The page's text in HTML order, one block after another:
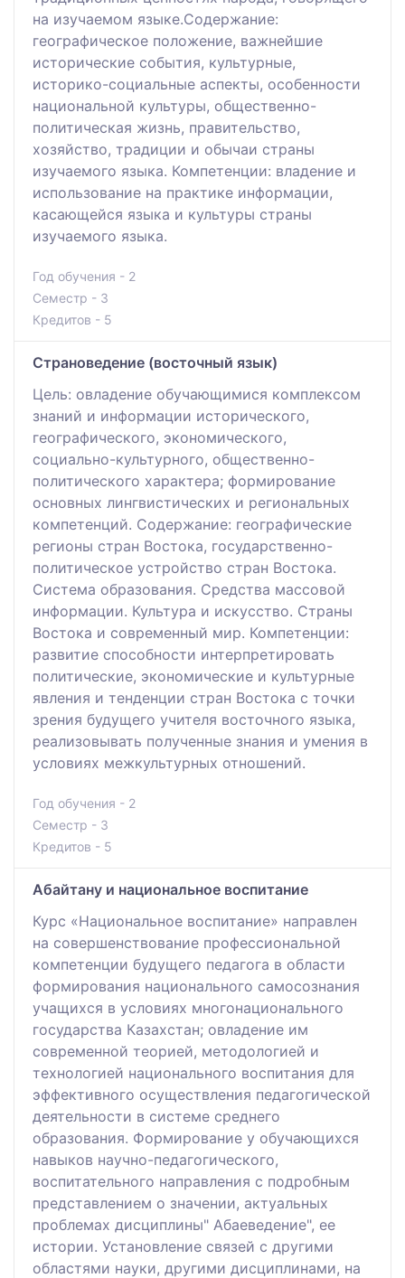
на изучаемом языке.Содержание:
географическое положение, важнейшие
исторические события, культурные,
историко-социальные аспекты, особенности
национальной культуры, общественно-
политическая жизнь, правительство,
хозяйство, традиции и обычаи страны
изучаемого языка. Компетенции: владение и
использование на практике информации,
касающейся языка и культуры страны
изучаемого языка.
Год обучения - 2
Семестр - 3
Кредитов - 5
Страноведение (восточный язык)
Цель: овладение обучающимися комплексом
знаний и информации исторического,
географического, экономического,
социально-культурного, общественно-
политического характера; формирование
основных лингвистических и региональных
компетенций. Содержание: географические
регионы стран Востока, государственно-
политическое устройство стран Востока.
Система образования. Средства массовой
информации. Культура и искусство. Страны
Востока и современный мир. Компетенции:
развитие способности интерпретировать
политические, экономические и культурные
явления и тенденции стран Востока с точки
зрения будущего учителя восточного языка,
реализовывать полученные знания и умения в
условиях межкультурных отношений.
Год обучения - 2
Семестр - 3
Кредитов - 5
Абайтану и национальное воспитание
Курс «Национальное воспитание» направлен
на совершенствование профессиональной
компетенции будущего педагога в области
формирования национального самосознания
учащихся в условиях многонационального
государства Казахстан; овладение им
современной теорией, методологией и
технологией национального воспитания для
эффективного осуществления педагогической
деятельности в системе среднего
образования. Формирование у обучающихся
навыков научно-педагогического,
воспитательного направления с подробным
представлением о значении, актуальных
проблемах дисциплины" Абаеведение", ее
истории. Установление связей с другими
областями науки, другими дисциплинами, на